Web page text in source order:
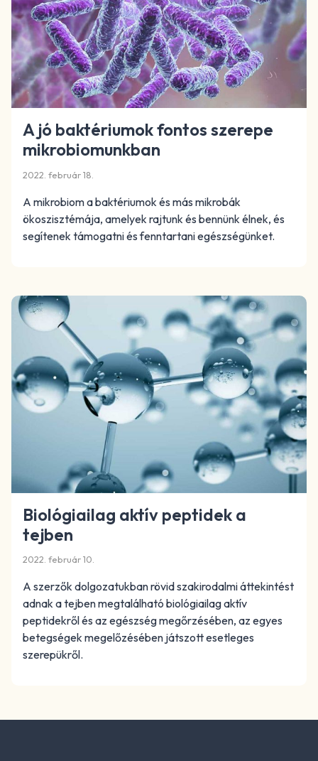
A jó baktériumok fontos szerepe
mikrobiomunkban
2022. február 18.
A mikrobiom a baktériumok és más mikrobák
ökoszisztémája, amelyek rajtunk és bennünk élnek, és
segítenek támogatni és fenntartani egészségünket.
Biológiailag aktív peptidek a
tejben
2022. február 10.
A szerzők dolgozatukban rövid szakirodalmi áttekintést
adnak a tejben megtalálható biológiailag aktív
peptidekről és az egészség megőrzésében, az egyes
betegségek megelőzésében játszott esetleges
szerepükről.